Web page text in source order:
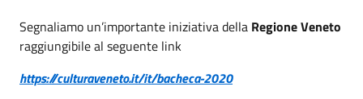
Segnaliamo un’importante iniziativa della Regione Veneto
raggiungibile al seguente link
https://culturaveneto.it/it/bacheca-2020